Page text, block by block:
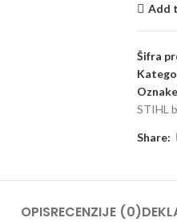
Add
Šifra
STIHL
Share:
OPISRECENZIJE (0)